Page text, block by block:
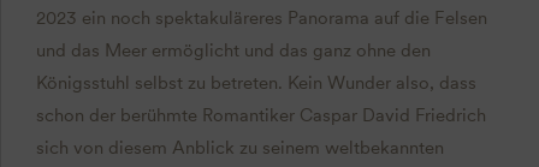
2023 ein noch spektakuläreres Panorama auf die Felsen
und das Meer ermöglicht und das ganz ohne den
Königsstuhl selbst zu betreten. Kein Wunder also, dass
schon der berühmte Romantiker Caspar David Friedrich
sich von diesem Anblick zu seinem weltbekannten